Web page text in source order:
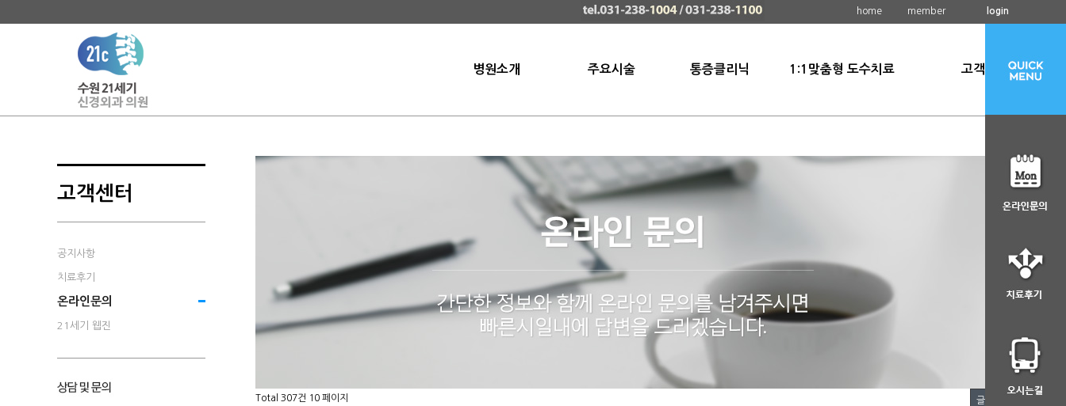
home member login
병원소개 주요시술 통증클리닉 1:1맞춤형 도수치료 고객센터
고객센터
공지사항
치료후기
온라인문의
21세기 웹진
Total 307건 10 페이지 글쓰기